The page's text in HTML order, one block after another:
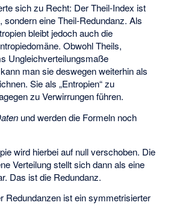
sich zu Recht: Der Theil-Index ist
sondern eine Theil-Redundanz. Als
bleibt jedoch auch die
Obwohl Theils,
Ungleichverteilungsmaße
man sie deswegen weiterhin als
Sie als „Entropien“ zu
zu Verwirrungen führen.
undwerden die Formeln noch
wird hierbei auf null verschoben. Die
Verteilung stellt sich dann als eine
Das ist die Redundanz.
Redundanzen ist ein symmetrisierter